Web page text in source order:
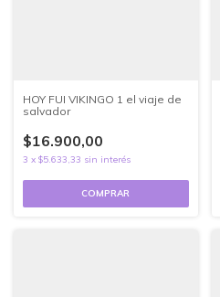
HOY FUI VIKINGO 1 el viaje de
salvador
$16.900,00
3 x $5.633,33 sin interés